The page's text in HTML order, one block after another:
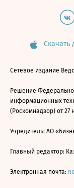
Скачать
Сетевое издание
Решение
информационных
(Роскомнадзор) от 27
Учредитель: АО
Главный редактор:
Электронная почта: